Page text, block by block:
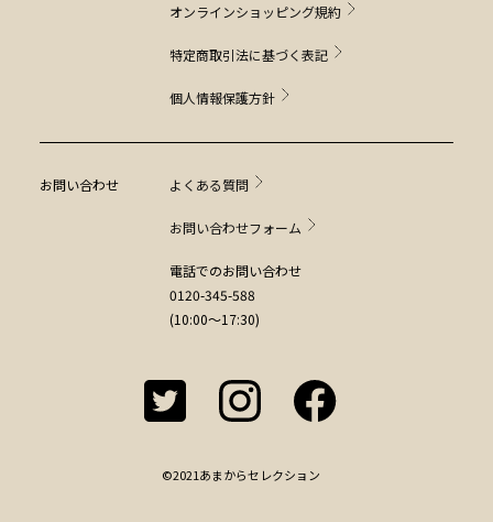
オンラインショッピング規約
特定商取引法に基づく表記
個人情報保護方針
お問い合わせ よくある質問
お問い合わせフォーム
電話でのお問い合わせ
0120-345-588
(10:00～17:30)
©2021あまからセレクション